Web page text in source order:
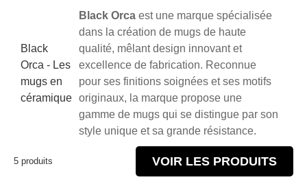
Black
Orca - Les
mugs en
céramique
Black Orca est une marque spécialisée
dans la création de mugs de haute
qualité, mêlant design innovant et
excellence de fabrication. Reconnue
pour ses finitions soignées et ses motifs
originaux, la marque propose une
gamme de mugs qui se distingue par son
style unique et sa grande résistance.
5 produits VOIR LES PRODUITS